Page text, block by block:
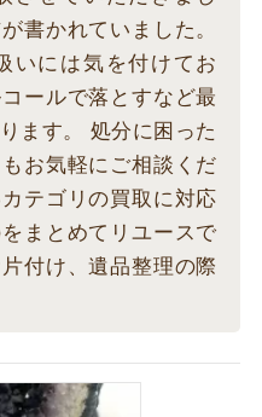
書かれていました。
いには気を付けてお
ールで落とすなど最
ます。 処分に困った
お気軽にご相談くだ
テゴリの買取に対応
まとめてリユースで
付け、遺品整理の際